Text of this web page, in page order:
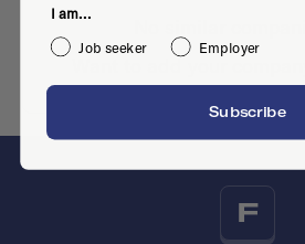
Want to add your
F
I am...
Job seeker
Employer
Subscribe